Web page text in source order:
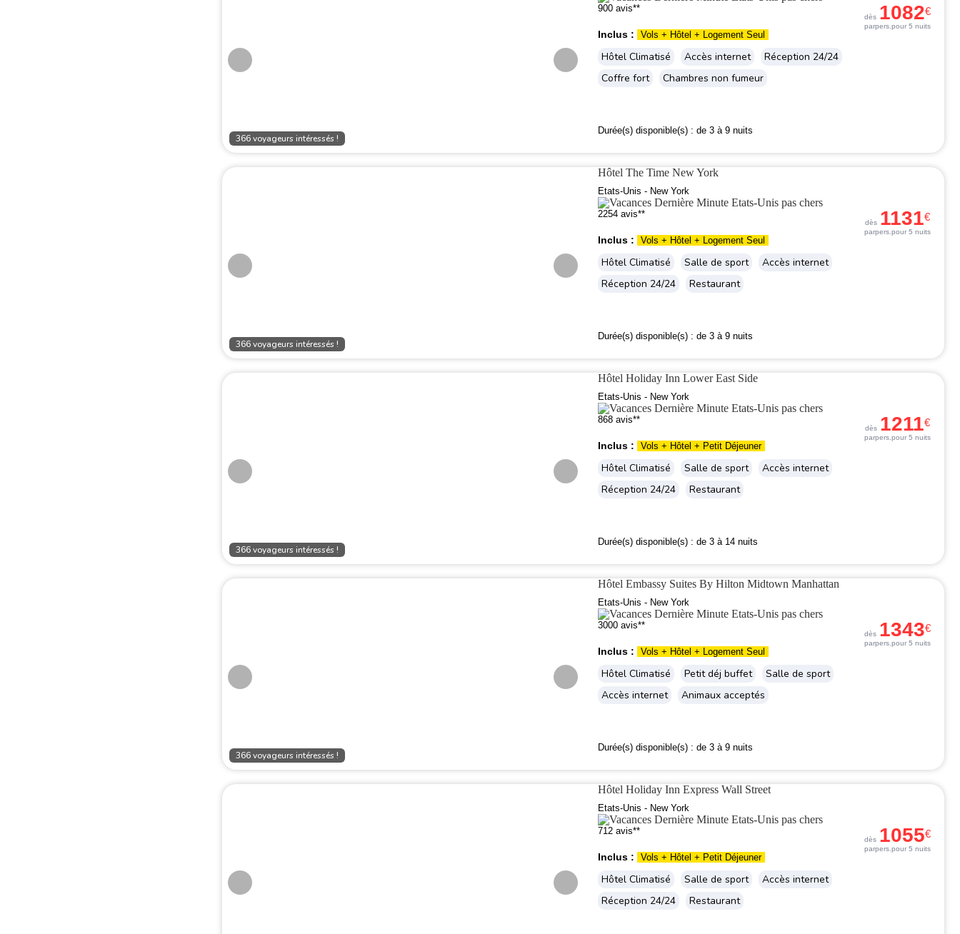
366 voyageurs intéressés !
900 avis**
Inclus : Vols + Hôtel + Logement Seul
Hôtel Climatisé Accès internet
Réception 24/24
Coffre fort
Chambres non fumeur
Durée(s) disponible(s) : de 3 à 9 nuits
dès 1082€
parpers. pour 5 nuits
366 voyageurs intéressés !
Hôtel The Time New York
Etats-Unis - New York
2254 avis**
Inclus : Vols + Hôtel + Logement Seul
Hôtel Climatisé Salle de sport
Accès internet
Réception 24/24
Restaurant
Durée(s) disponible(s) : de 3 à 9 nuits
dès 1131€
parpers. pour 5 nuits
366 voyageurs intéressés !
Hôtel Holiday Inn Lower East Side
Etats-Unis - New York
868 avis**
Inclus : Vols + Hôtel + Petit Déjeuner
Hôtel Climatisé Salle de sport
Accès internet
Réception 24/24
Restaurant
Durée(s) disponible(s) : de 3 à 14 nuits
dès 1211€
parpers. pour 5 nuits
366 voyageurs intéressés !
Hôtel Embassy Suites By Hilton Midtown Manhattan
Etats-Unis - New York
3000 avis**
Inclus : Vols + Hôtel + Logement Seul
Hôtel Climatisé Petit déj buffet
Salle de sport
Accès internet
Animaux acceptés
Durée(s) disponible(s) : de 3 à 9 nuits
dès 1343€
parpers. pour 5 nuits
Hôtel Holiday Inn Express Wall Street
Etats-Unis - New York
712 avis**
Inclus : Vols + Hôtel + Petit Déjeuner
Hôtel Climatisé Salle de sport
Accès internet
Réception 24/24
Restaurant
dès 1055€
parpers. pour 5 nuits